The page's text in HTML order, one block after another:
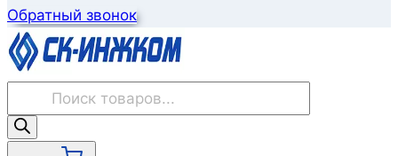
Обратный звонок
товаров